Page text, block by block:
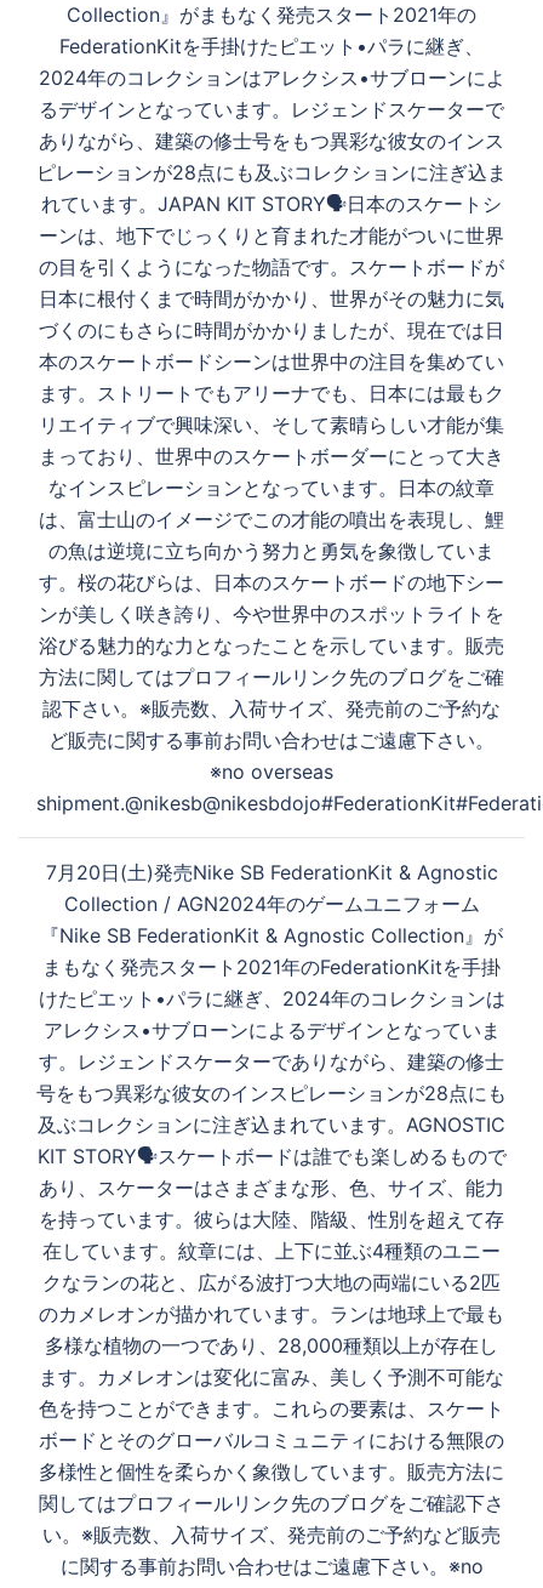
ー
シ
ョ
ン
Collection』がまもなく発売スタート︎2021年の
FederationKitを手掛けたピエット•パラに継ぎ、
2024年のコレクションはアレクシス•サブローンによ
るデザインとなっています。レジェンドスケーターで
ありながら、建築の修士号をもつ異彩な彼女のインス
ピレーションが28点にも及ぶコレクションに注ぎ込ま
れています。JAPAN KIT STORY🗣️日本のスケートシ
ーンは、地下でじっくりと育まれた才能がついに世界
の目を引くようになった物語です。スケートボードが
日本に根付くまで時間がかかり、世界がその魅力に気
づくのにもさらに時間がかかりましたが、現在では日
本のスケートボードシーンは世界中の注目を集めてい
ます。ストリートでもアリーナでも、日本には最もク
リエイティブで興味深い、そして素晴らしい才能が集
まっており、世界中のスケートボーダーにとって大き
なインスピレーションとなっています。日本の紋章
は、富士山のイメージでこの才能の噴出を表現し、鯉
の魚は逆境に立ち向かう努力と勇気を象徴していま
す。桜の花びらは、日本のスケートボードの地下シー
ンが美しく咲き誇り、今や世界中のスポットライトを
浴びる魅力的な力となったことを示しています。販売
方法に関してはプロフィールリンク先のブログをご確
認下さい。※販売数、入荷サイズ、発売前のご予約な
ど販売に関する事前お問い合わせはご遠慮下さい。
※no overseas
7月20日(土)発売Nike SB FederationKit & Agnostic
Collection / AGN2024年のゲームユニフォーム
『Nike SB FederationKit & Agnostic Collection』が
まもなく発売スタート︎2021年のFederationKitを手掛
けたピエット•パラに継ぎ、2024年のコレクションは
アレクシス•サブローンによるデザインとなっていま
す。レジェンドスケーターでありながら、建築の修士
号をもつ異彩な彼女のインスピレーションが28点にも
及ぶコレクションに注ぎ込まれています。AGNOSTIC
KIT STORY🗣️スケートボードは誰でも楽しめるもので
あり、スケーターはさまざまな形、色、サイズ、能力
を持っています。彼らは大陸、階級、性別を超えて存
在しています。紋章には、上下に並ぶ4種類のユニー
クなランの花と、広がる波打つ大地の両端にいる2匹
のカメレオンが描かれています。ランは地球上で最も
多様な植物の一つであり、28,000種類以上が存在し
ます。カメレオンは変化に富み、美しく予測不可能な
色を持つことができます。これらの要素は、スケート
ボードとそのグローバルコミュニティにおける無限の
多様性と個性を柔らかく象徴しています。販売方法に
関してはプロフィールリンク先のブログをご確認下さ
い。※販売数、入荷サイズ、発売前のご予約など販売
に関する事前お問い合わせはご遠慮下さい。※no